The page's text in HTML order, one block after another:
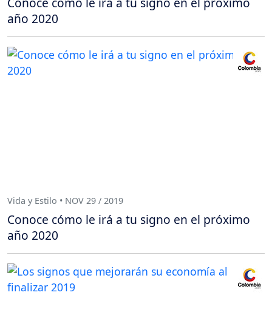
año 2020
Vida y Estilo • NOV 29 / 2019
Conoce cómo le irá a tu signo en el próximo
año 2020